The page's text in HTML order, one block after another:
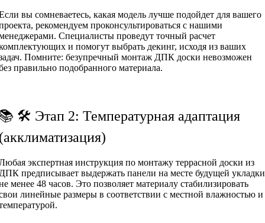
вы сомневаетесь, какая модель лучше подойдет для вашего
рекомендуем проконсультироваться с нашими
Специалисты проведут точный расчет
и помогут выбрать декинг, исходя из ваших
Помните: безупречный монтаж ДПК доски невозможен
правильно подобранного материала.
🛠 Этап 2: Температурная адаптация
экспертная инструкция по монтажу террасной доски из
предписывает выдержать панели на месте будущей укладки
менее 48 часов. Это позволяет материалу стабилизировать
линейные размеры в соответствии с местной влажностью и